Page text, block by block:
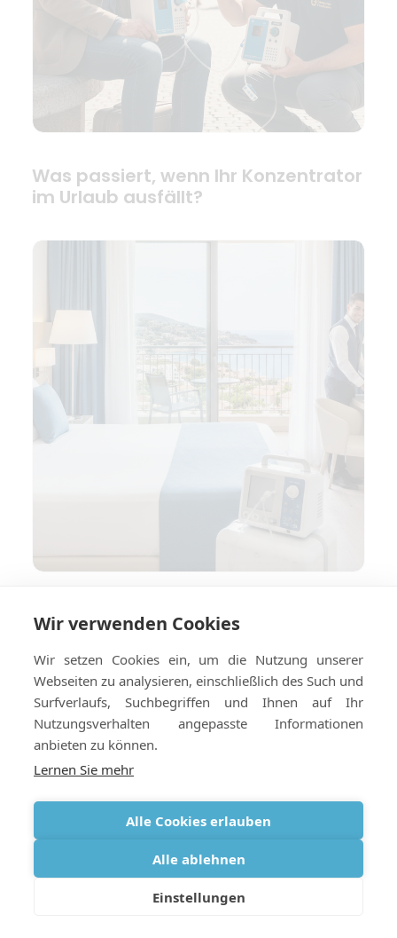
Was passiert, wenn Ihr Konzentrator
im Urlaub ausfällt?
Wie Sie Ihr Hotel oder Ihre
Ferienwohnung für die
Sauerstofflieferung ins Ausland
vorbereiten
Wir verwenden Cookies
Wir setzen Cookies ein, um die Nutzung unserer
Webseiten zu analysieren, einschließlich des Such und
Surfverlaufs, Suchbegriffen und Ihnen auf Ihr
Nutzungsverhalten angepasste Informationen
anbieten zu können.
Lernen Sie mehr
Alle Cookies erlauben
Alle ablehnen
Einstellungen